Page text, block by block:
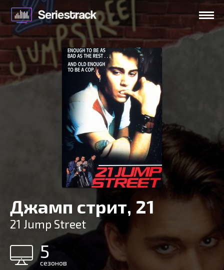
Джамп стрит, 21
21 Jump Street
5
сезонов